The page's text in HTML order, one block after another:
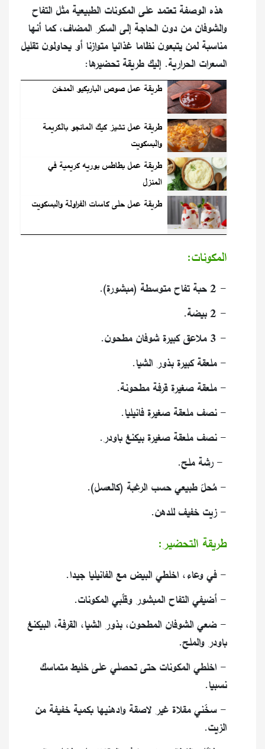
هذه الوصفة تعتمد على المكونات الطبيعية مثل التفاح
والشوفان من دون الحاجة إلى السكر المضاف، كما أنها
مناسبة لمن يتبعون نظاما غذائيا متوازنا أو يحاولون تقليل
السعرات الحرارية. إليك طريقة تحضيرها:
طريقة عمل صوص الباربكيو المدخن
طريقة عمل تشيز كيك المانجو بالكريمة
والبسكويت
طريقة عمل بطاطس بوريه كريمية في
المنزل
طريقة عمل حلى كاسات الفراولة والبسكويت
المكونات:
- 2 حبة تفاح متوسطة (مبشورة).
- 2 بيضة.
- 3 ملاعق كبيرة شوفان مطحون.
- ملعقة كبيرة بذور الشيا.
- ملعقة صغيرة قرفة مطحونة.
- نصف ملعقة صغيرة فانيليا.
- نصف ملعقة صغيرة بيكنغ باودر.
- رشة ملح.
- مُحلّ طبيعي حسب الرغبة (كالعسل).
- زيت خفيف للدهن.
طريقة التحضير:
- في وعاء، اخلطي البيض مع الفانيليا جيدا.
- أضيفي التفاح المبشور وقلّبي المكونات.
- ضعي الشوفان المطحون، بذور الشيا، القرفة، البيكنغ
باودر والملح.
- اخلطي المكونات حتى تحصلي على خليط متماسك
نسبيا.
- سخّني مقلاة غير لاصقة وادهنيها بكمية خفيفة من
الزيت.